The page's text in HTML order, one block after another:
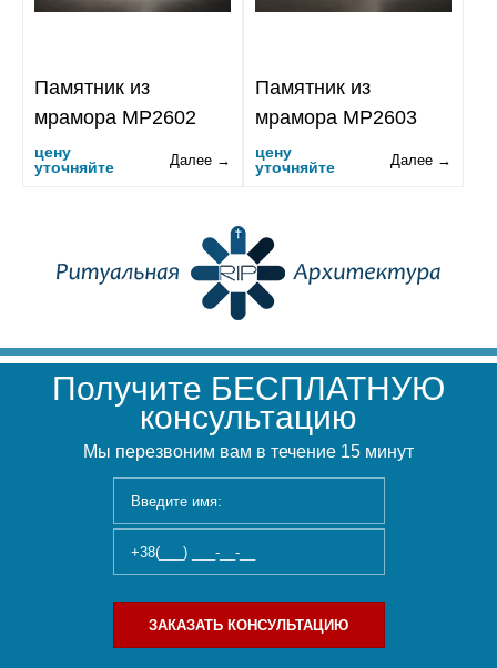
Памятник из
мрамора MP2602
цену
уточняйте
Далее →
Памятник из
мрамора MP2603
цену
уточняйте
Далее →
Получите БЕСПЛАТНУЮ
консультацию
Мы перезвоним вам в течение 15 минут
ЗАКАЗАТЬ КОНСУЛЬТАЦИЮ